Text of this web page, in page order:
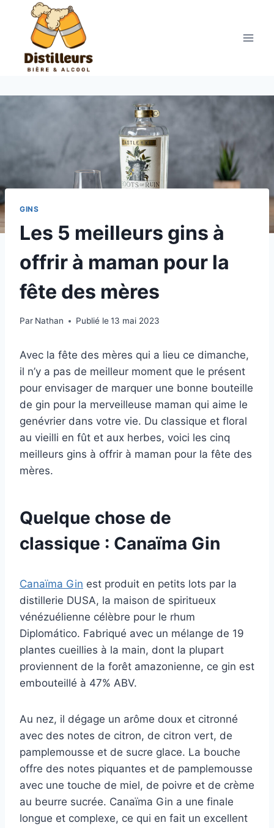
contenu
GINS
Les 5 meilleurs gins à
offrir à maman pour la
fête des mères
Par Nathan Publié le 13 mai 2023
Avec la fête des mères qui a lieu ce dimanche,
il n’y a pas de meilleur moment que le présent
pour envisager de marquer une bonne bouteille
de gin pour la merveilleuse maman qui aime le
genévrier dans votre vie. Du classique et floral
au vieilli en fût et aux herbes, voici les cinq
meilleurs gins à offrir à maman pour la fête des
mères.
Quelque chose de
classique : Canaïma Gin
Canaïma Gin est produit en petits lots par la
distillerie DUSA, la maison de spiritueux
vénézuélienne célèbre pour le rhum
Diplomático. Fabriqué avec un mélange de 19
plantes cueillies à la main, dont la plupart
proviennent de la forêt amazonienne, ce gin est
embouteillé à 47% ABV.
Au nez, il dégage un arôme doux et citronné
avec des notes de citron, de citron vert, de
pamplemousse et de sucre glace. La bouche
offre des notes piquantes et de pamplemousse
avec une touche de miel, de poivre et de crème
au beurre sucrée. Canaïma Gin a une finale
longue et complexe, ce qui en fait un excellent